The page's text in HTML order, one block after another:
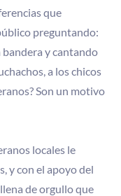
que
preguntando:
bandera y cantando
a los chicos
Son un motivo
locales le
y con el apoyo del
de orgullo que